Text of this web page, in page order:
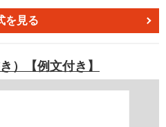
た気づきなどを具体的に書き
を見る
）【例文付き】